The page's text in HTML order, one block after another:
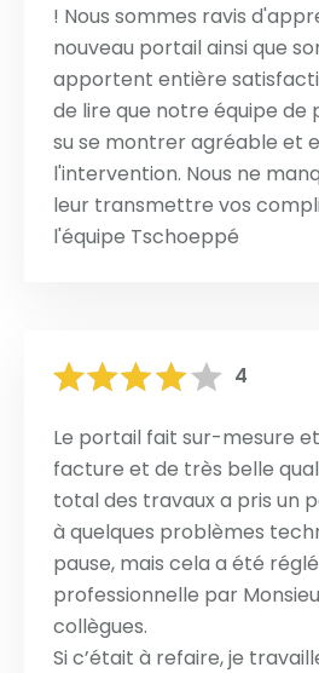
! Nous sommes ravis
nouveau portail ainsi que
apportent entière
de lire que notre équipe de
su se montrer agréable et
l'intervention. Nous ne
leur transmettre vos
l'équipe Tschoeppé
4
Le portail fait sur-mesure
facture et de très belle
total des travaux a pris un
à quelques problèmes
pause, mais cela a été
professionnelle par
collègues.
Si c’était à refaire, je